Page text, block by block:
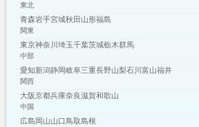
東北
青森岩手宮城秋田 山形福島
関東
東京神奈川 埼玉千葉茨城栃木群馬
中部
愛知新潟静岡岐阜三重長野山梨石川 富山福井
関西
大阪京都兵庫奈良滋賀和歌山
中国
広島 岡山山口鳥取島根